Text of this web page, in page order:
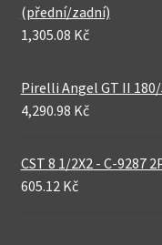
(přední/zadní)
1,305.08 Kč
Pirelli Angel GT II
4,290.98 Kč
CST 8 1/2X2 - C-9287
605.12 Kč